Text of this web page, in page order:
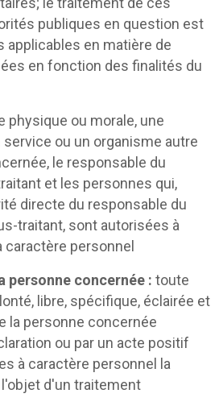
publiques en question est
applicables en matière de
en fonction des finalités du
physique ou morale, une
ou un organisme autre
le responsable du
et les personnes qui,
directe du responsable du
traitant, sont autorisées à
personnel
personne concernée : toute
libre, spécifique, éclairée et
la personne concernée
ou par un acte positif
à caractère personnel la
d'un traitement